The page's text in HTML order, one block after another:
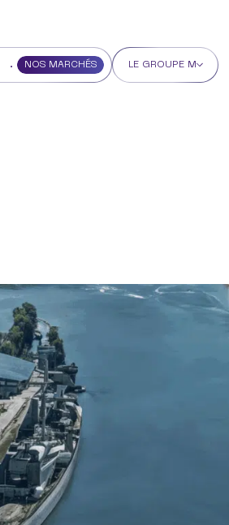
NOS MARCHÉS LE GROUPE M